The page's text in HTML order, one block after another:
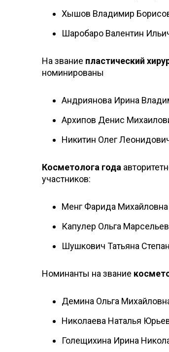
Хышов Владимир
Шаробаро Валентин
На звание пластический
номинированы
Андриянова Ирина
Архипов Денис
Никитин Олег
Косметолога года
участников:
Менг Фарида Михайловна
Капулер Ольга
Шушкович Татьяна
Номинанты на звание
Демина Ольга
Николаева Наталья
Голещихина Ирина